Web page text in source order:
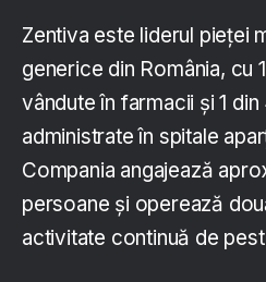
Zentiva este liderul pieței
generice din România, cu
vândute în farmacii și 1
administrate în spitale
Compania angajează
persoane și operează
activitate continuă de